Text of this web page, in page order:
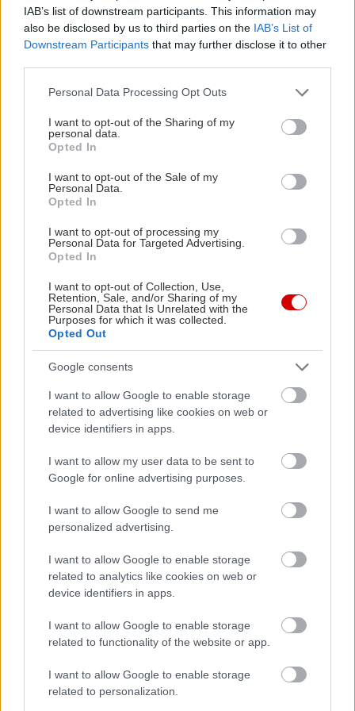
IAB’s list of downstream participants. This information may
also be disclosed by us to third parties on the IAB’s List of
Downstream Participants that may further disclose it to other
Please note that this website/app uses one or more Google
not limited to your visit or usage behaviour. You may click to
grant or deny consent to Google and its third-party tags to
use your data for below specified purposes in below Google
consent section.
Personal Data Processing Opt Outs
I want to opt-out of the Sharing of my
personal data.
Opted In
I want to opt-out of the Sale of my
Personal Data.
Opted In
I want to opt-out of processing my
Personal Data for Targeted Advertising.
Opted In
I want to opt-out of Collection, Use,
Retention, Sale, and/or Sharing of my
Personal Data that Is Unrelated with the
Purposes for which it was collected.
Opted Out
Google consents
I want to allow Google to enable storage
related to advertising like cookies on web or
device identifiers in apps.
I want to allow my user data to be sent to
Google for online advertising purposes.
I want to allow Google to send me
personalized advertising.
I want to allow Google to enable storage
related to analytics like cookies on web or
device identifiers in apps.
I want to allow Google to enable storage
related to functionality of the website or app.
I want to allow Google to enable storage
related to personalization.
Σιδηροδρομικού Σταθμού –ο οποίος, σημειωτέον,
θεωρείται ένας από τους ομορφότερους σε
ολόκληρη τη χώρα, κυρίως χάρη στα αιωνόβια
το έντονο πράσινο χρώμα της. Και τι να πει
κανείς για το Κιουπρί, την τοποθεσία που
φιλοξενεί το πέτρινο τοξωτό γεφύρι
το οποίο πλαισιώνει τα γαλάζια νερά στα οποία
κολυμπούν χαριτωμένες πάπιες, στο σημείο απ’
όπου εικάζεται ότι περνούσε η Εγνατία Οδός;
Σκηνικό βγαλμένο από τα όνειρα του πιο
Πέραν όλων των άλλων,η Έδεσσα αποτελεί και
τον παράδεισο των φανατικών οπαδών της
πεζοπορίας, με τα πολυάριθμα μονοπάτια της,
που περνούν μέσα από καταπράσινα δάση για
να καταλήξουν σε σημεία ιδιαίτερου
ενδιαφέροντος–όπως η διαδρομή από το Πάρκο
Καταρρακτών στην Αρχαία Πόλη, που ήδη
αναφέραμε. Ένα από αυτά οδηγείαπό το
δίπλα στο καταπράσινο δάσος της
με το όνομα 606, από το υψόμετρο του λόφου
που τη φιλοξενεί, και η οποία προσφέρει
γύρω περιοχής.
Επιστρέφοντας, θα έχετε την ευκαιρία να
θαυμάσετε τα ερείπια του βυζαντινού κάστρου,